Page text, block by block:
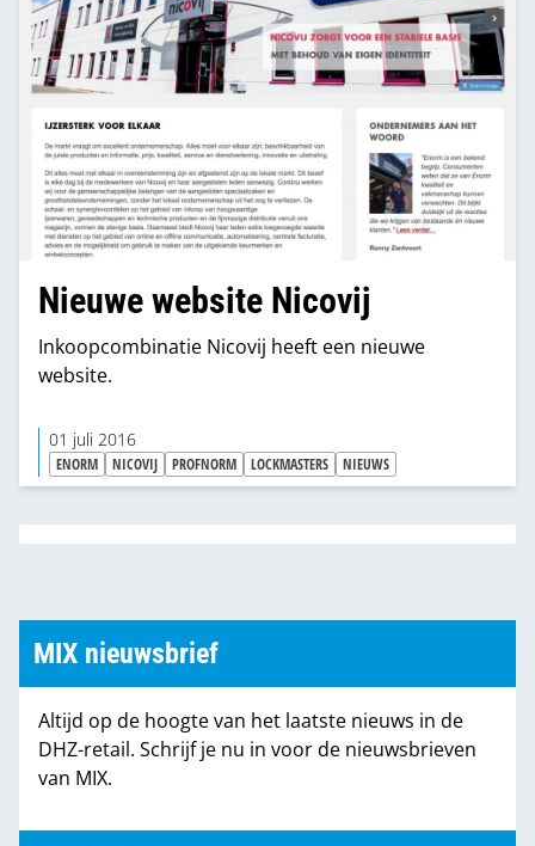
Nieuwe website Nicovij
Inkoopcombinatie Nicovij heeft een nieuwe
website.
01 juli 2016
ENORM NICOVIJ PROFNORM LOCKMASTERS NIEUWS
MIX nieuwsbrief
Altijd op de hoogte van het laatste nieuws in de
DHZ-retail. Schrijf je nu in voor de nieuwsbrieven
van MIX.